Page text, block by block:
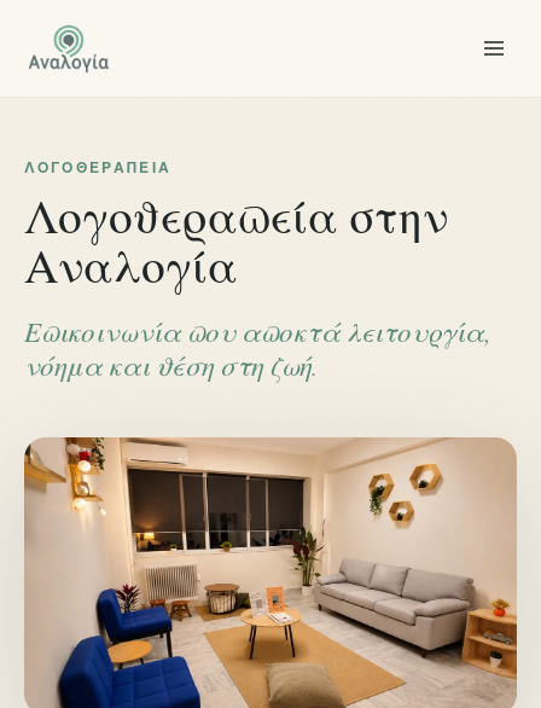
ΛΟΓΟΘΕΡΑΠΕΊΑ
Λογοθεραπεία στην
Αναλογία
Επικοινωνία που αποκτά λειτουργία,
νόημα και θέση στη ζωή.